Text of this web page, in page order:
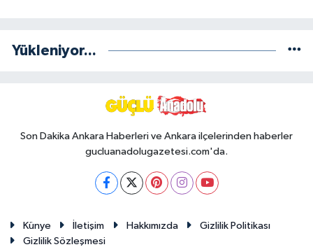
Yükleniyor...
Son Dakika Ankara Haberleri ve Ankara ilçelerinden haberler
gucluanadolugazetesi.com'da.
Künye İletişim Hakkımızda
Gizlilik Politikası
Gizlilik Sözleşmesi